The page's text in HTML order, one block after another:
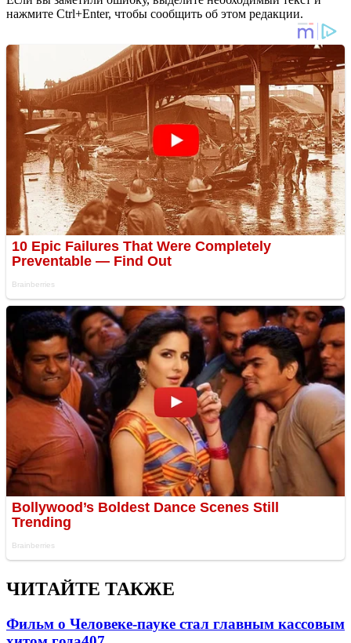
нажмите Ctrl+Enter, чтобы сообщить об этом редакции.
ЧИТАЙТЕ ТАКЖЕ
Фильм о Человеке-пауке стал главным кассовым